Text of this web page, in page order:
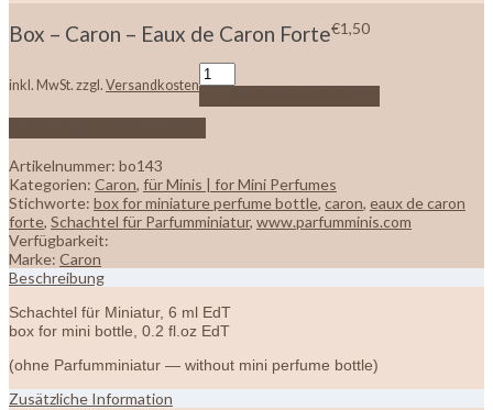
Box – Caron – Eaux de Caron Forte€1,50
inkl. MwSt. zzgl. Versandkosten
Artikelnummer: bo143
Kategorien: Caron, für Minis | for Mini Perfumes
Stichworte: box for miniature perfume bottle, caron, eaux de caron
forte, Schachtel für Parfumminiatur, www.parfumminis.com
Verfügbarkeit:
Marke: Caron
Beschreibung
Schachtel für Miniatur, 6 ml EdT
box for mini bottle, 0.2 fl.oz EdT
(ohne Parfumminiatur — without mini perfume bottle)
Zusätzliche Information